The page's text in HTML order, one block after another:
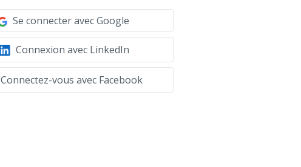
Se connecter avec Google
Connexion avec LinkedIn
Connectez-vous avec Facebook